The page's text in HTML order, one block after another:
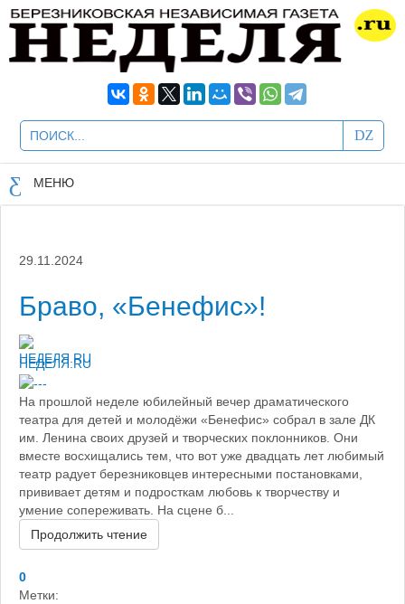
МЕНЮ
29.11.2024
Браво, «Бенефис»!
НЕДЕЛЯ.RU
На прошлой неделе юбилейный вечер драматического
театра для детей и молодёжи «Бенефис» собрал в зале ДК
им. Ленина своих друзей и творческих поклонников. Они
вместе восхищались тем, что вот уже двадцать лет любимый
театр радует березниковцев интересными постановками,
прививает детям и подросткам любовь к творчеству и
умение сопереживать. На сцене б...
Продолжить чтение
0
Метки: